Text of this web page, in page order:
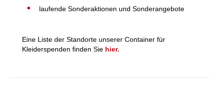
laufende Sonderaktionen und Sonderangebote
Eine Liste der Standorte unserer Container für
Kleiderspenden finden Sie hier.